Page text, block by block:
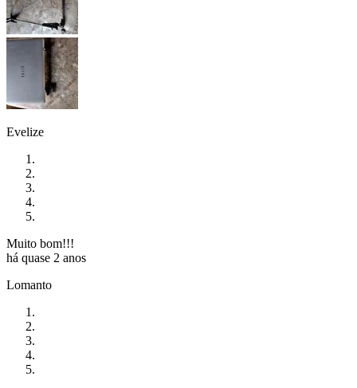
Evelize
Muito bom!!!
há quase 2 anos
Lomanto